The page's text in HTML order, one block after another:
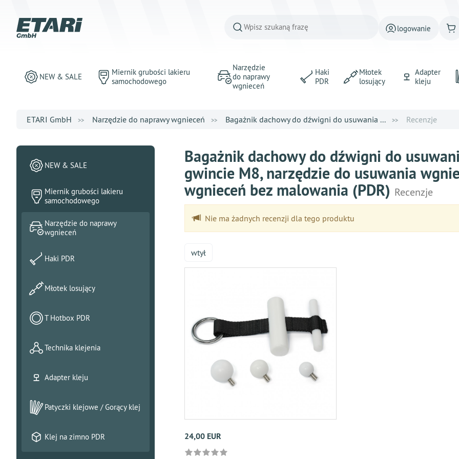
logowanie
NEW & SALE
Miernik grubości lakieru
samochodowego
Narzędzie
do naprawy
wgnieceń
Haki
PDR
Młotek
losujący
Adapter
kleju
ETARI GmbH Narzędzie do naprawy wgnieceń Bagażnik dachowy do dźwigni do usuwania ... Recenzje
Bagażnik dachowy do dźwigni do
gwincie M8, narzędzie do usuwania
wgnieceń bez malowania (PDR) Recenzje
Nie ma żadnych recenzji dla tego produktu
wtył
24,00 EUR
NEW & SALE
Miernik grubości lakieru
samochodowego
Narzędzie do naprawy
wgnieceń
Haki PDR
Młotek losujący
T Hotbox PDR
Technika klejenia
Adapter kleju
Patyczki klejowe / Gorący klej
Klej na zimno PDR